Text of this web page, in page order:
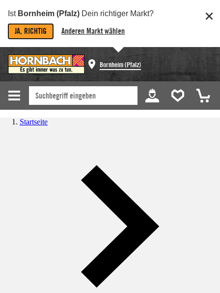
Ist Bornheim (Pfalz) Dein richtiger Markt?
JA, RICHTIG Anderen Markt wählen
Bornheim (Pfalz)
Startseite